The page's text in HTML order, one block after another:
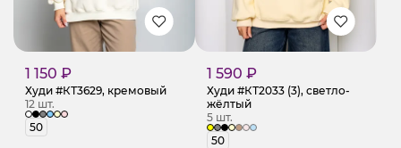
1 150 ₽
Худи #КТ3629, кремовый
12 шт.
50
1 590 ₽
Худи #КТ2033 (3), светло-
жёлтый
5 шт.
50